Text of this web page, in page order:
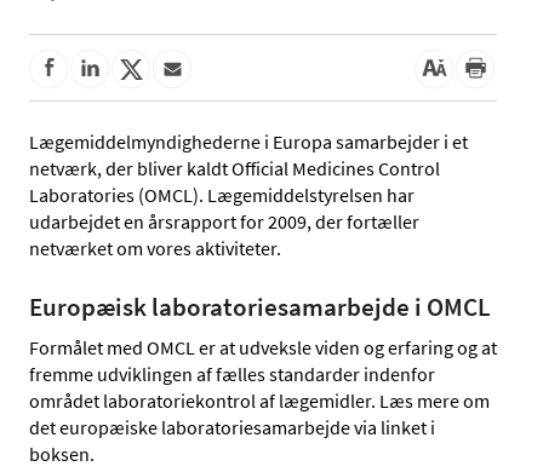
Lægemiddelmyndighederne i Europa samarbejder i et
netværk, der bliver kaldt Official Medicines Control
Laboratories (OMCL). Lægemiddelstyrelsen har
udarbejdet en årsrapport for 2009, der fortæller
netværket om vores aktiviteter.
Europæisk laboratoriesamarbejde i OMCL
Formålet med OMCL er at udveksle viden og erfaring og at
fremme udviklingen af fælles standarder indenfor
området laboratoriekontrol af lægemidler. Læs mere om
det europæiske laboratoriesamarbejde via linket i
boksen.